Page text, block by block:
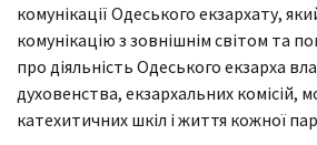
комунікації Одеського екзархату,
комунікацію з зовнішнім світом та
про діяльність Одеського екзарха
духовенства, екзархальних комісій,
катехитичних шкіл і життя кожної